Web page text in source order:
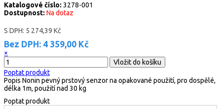
Katalogové číslo: 3278-001
Dostupnost: Na dotaz
S DPH: 5 274,39 Kč
Bez DPH: 4 359,00 Kč
×
Poptat produkt
Popis Nonin pevný prstový senzor na opakované použití, pro dospělé,
délka 1m, použití nad 30 kg
Poptat produkt